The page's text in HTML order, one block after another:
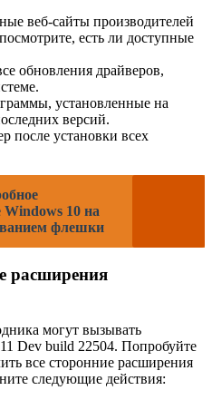
веб-сайты производителей
есть ли доступные
обновления драйверов,
установленные на
версий.
после установки всех
Windows 10 на
флешки
расширения
могут вызывать
Dev build 22504. Попробуйте
все сторонние расширения
следующие действия: